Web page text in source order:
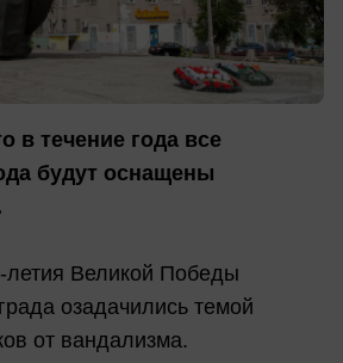
в течение года все
будут оснащены
Великой Победы
озадачились темой
от вандализма.